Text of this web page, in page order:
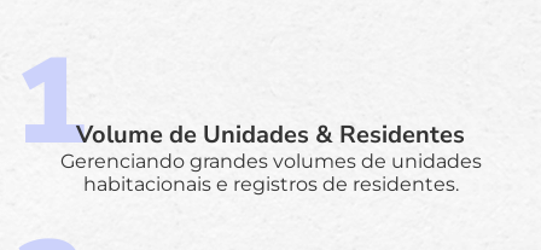
Volume de Unidades & Residentes
Gerenciando grandes volumes de unidades
habitacionais e registros de residentes.